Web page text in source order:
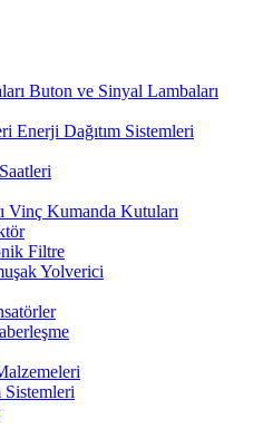
Buton ve Sinyal Lambaları
Enerji Dağıtım Sistemleri
Vinç Kumanda Kutuları
Filtre
Yolverici